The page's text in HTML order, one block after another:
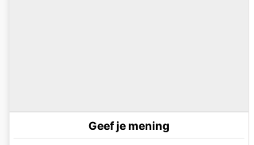
Geef je mening